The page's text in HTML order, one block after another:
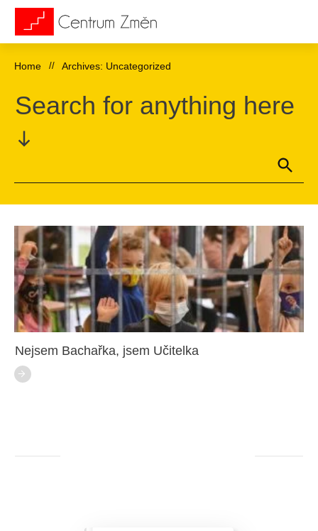
Home // Archives: Uncategorized
Search for anything here
Nejsem Bachařka, jsem Učitelka